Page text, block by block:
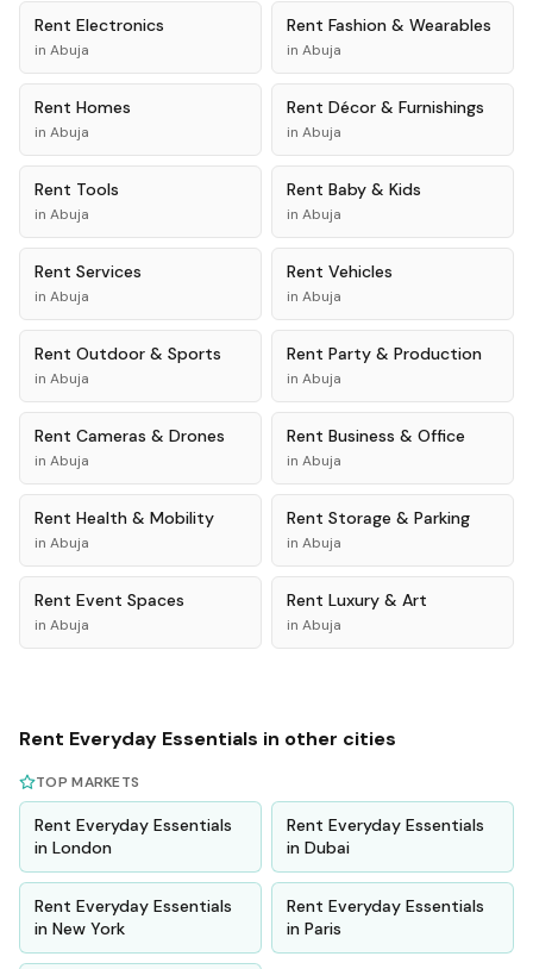
Rent Electronics
in Abuja
Rent Fashion & Wearables
in Abuja
Rent Homes
in Abuja
Rent Décor & Furnishings
in Abuja
Rent Tools
in Abuja
Rent Baby & Kids
in Abuja
Rent Services
in Abuja
Rent Vehicles
in Abuja
Rent Outdoor & Sports
in Abuja
Rent Party & Production
in Abuja
Rent Cameras & Drones
in Abuja
Rent Business & Office
in Abuja
Rent Health & Mobility
in Abuja
Rent Storage & Parking
in Abuja
Rent Event Spaces
in Abuja
Rent Luxury & Art
in Abuja
Rent Everyday Essentials in other cities
TOP MARKETS
Rent Everyday Essentials
in London
Rent Everyday Essentials
in Dubai
Rent Everyday Essentials
in New York
Rent Everyday Essentials
in Paris